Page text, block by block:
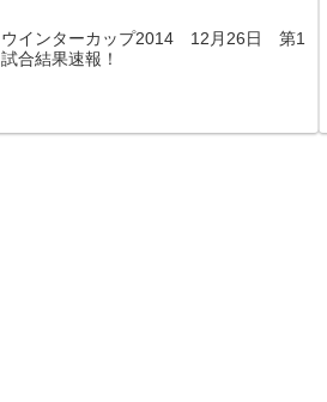
ウインターカップ2014 12月26日 第1
試合結果速報！